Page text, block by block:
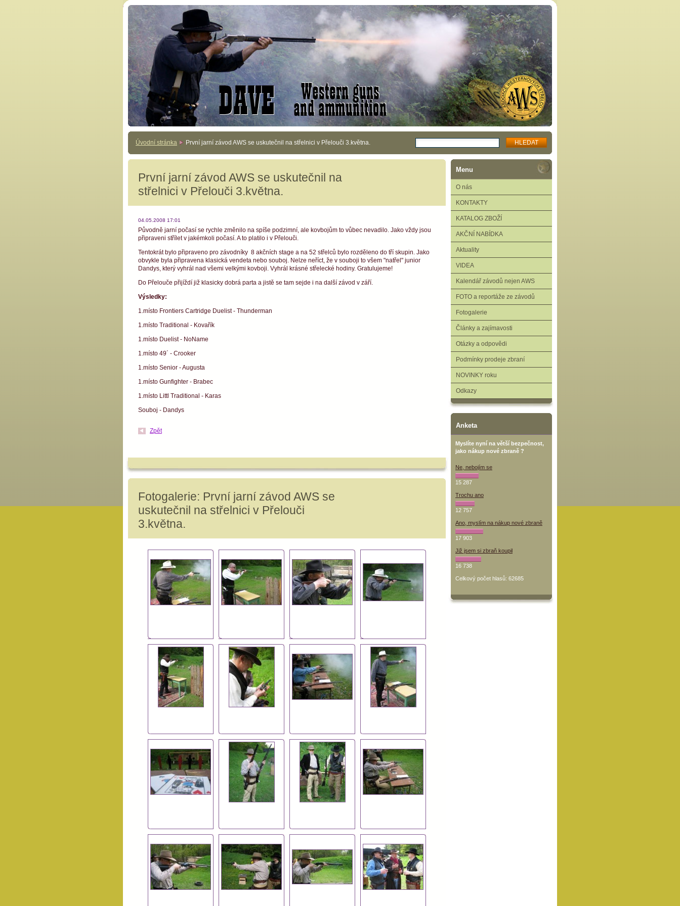
Úvodní stránka První jarní závod AWS se uskutečnil na střelnici v Přelouči 3.května.
První jarní závod AWS se uskutečnil na
střelnici v Přelouči 3.května.
04.05.2008 17:01
Původně jarní počasí se rychle změnilo na spíše podzimní, ale kovbojům to vůbec nevadilo. Jako vždy jsou
připraveni střílet v jakémkoli počasí. A to platilo i v Přelouči.
Tentokrát bylo připraveno pro závodníky 8 akčních stage a na 52 střelců bylo rozděleno do tří skupin. Jako
obvykle byla připravena klasická vendeta nebo souboj. Nelze neříct, že v souboji to všem "natřel" junior
Dandys, který vyhrál nad všemi velkými kovboji. Vyhrál krásné střelecké hodiny. Gratulujeme!
Do Přelouče přijíždí již klasicky dobrá parta a jistě se tam sejde i na další závod v září.
Výsledky:
1.místo Frontiers Cartridge Duelist - Thunderman
1.místo Traditional - Kovařík
1.místo Duelist - NoName
1.místo 49´ - Crooker
1.místo Senior - Augusta
1.místo Gunfighter - Brabec
1.místo Littl Traditional - Karas
Souboj - Dandys
Zpět
Fotogalerie: První jarní závod AWS se
uskutečnil na střelnici v Přelouči
3.května.
Menu
O nás
KONTAKTY
KATALOG ZBOŽÍ
AKČNÍ NABÍDKA
Aktuality
VIDEA
Kalendář závodů nejen AWS
FOTO a reportáže ze závodů
Fotogalerie
Články a zajímavosti
Otázky a odpovědi
Podmínky prodeje zbraní
NOVINKY roku
Odkazy
Anketa
Myslíte nyní na větší bezpečnost,
jako nákup nové zbraně ?
Ne, nebojím se
15 287
Trochu ano
12 757
Ano, myslím na nákup nové zbraně
17 903
Již jsem si zbraň koupil
16 738
Celkový počet hlasů: 62685